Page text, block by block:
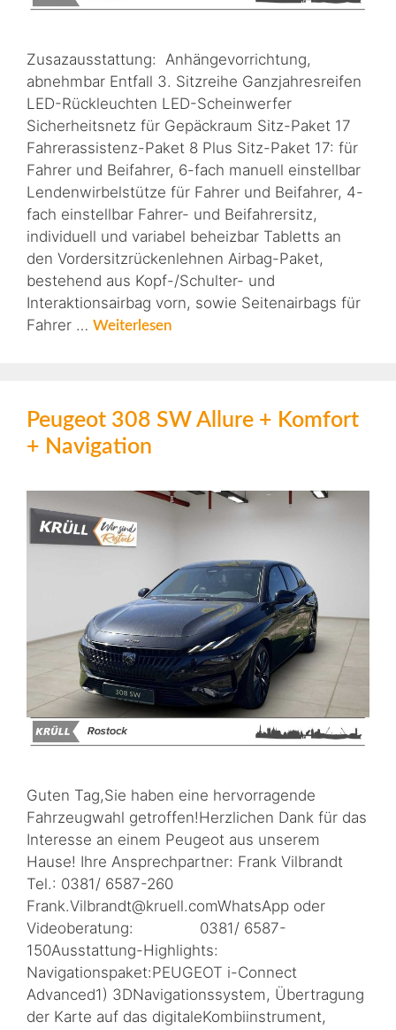
Zusazausstattung: Anhängevorrichtung,
abnehmbar Entfall 3. Sitzreihe Ganzjahresreifen
LED-Rückleuchten LED-Scheinwerfer
Sicherheitsnetz für Gepäckraum Sitz-Paket 17
Fahrerassistenz-Paket 8 Plus Sitz-Paket 17: für
Fahrer und Beifahrer, 6-fach manuell einstellbar
Lendenwirbelstütze für Fahrer und Beifahrer, 4-
fach einstellbar Fahrer- und Beifahrersitz,
individuell und variabel beheizbar Tabletts an
den Vordersitzrückenlehnen Airbag-Paket,
bestehend aus Kopf-/Schulter- und
Interaktionsairbag vorn, sowie Seitenairbags für
Fahrer … Weiterlesen
Peugeot 308 SW Allure + Komfort
+ Navigation
Guten Tag,Sie haben eine hervorragende
Fahrzeugwahl getroffen!Herzlichen Dank für das
Interesse an einem Peugeot aus unserem
Hause! Ihre Ansprechpartner: Frank Vilbrandt
Tel.: 0381/ 6587-260
Frank.Vilbrandt@kruell.comWhatsApp oder
Videoberatung: 0381/ 6587-
150Ausstattung-Highlights:
Navigationspaket:PEUGEOT i-Connect
Advanced1) 3DNavigationssystem, Übertragung
der Karte auf das digitaleKombiinstrument,